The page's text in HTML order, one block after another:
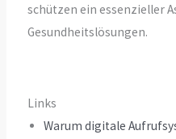
schützen ein essenzieller
Gesundheitslösungen.
Links
Warum digitale